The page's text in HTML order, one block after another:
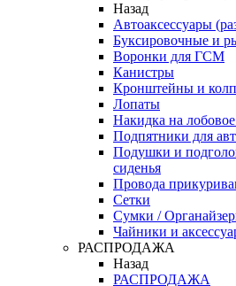
Назад
Автоаксессуары
Буксировочные и
Воронки для ГСМ
Канистры
Кронштейны и
Лопаты
Накидка на лобовое
Подпятники для
Подушки и
сиденья
Провода
Сетки
Сумки /
Чайники и
РАСПРОДАЖА
Назад
РАСПРОДАЖА